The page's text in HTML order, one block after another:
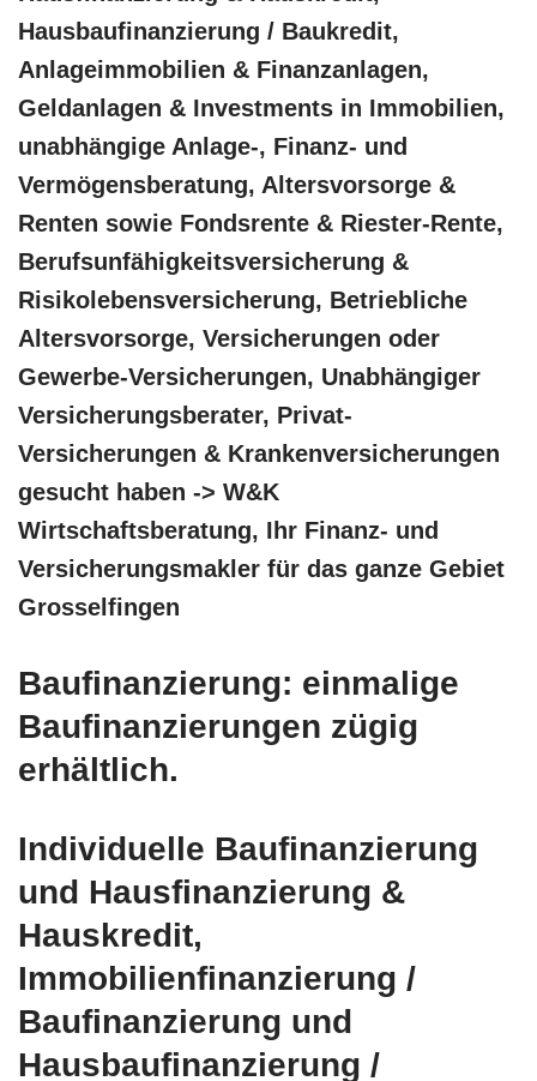
Hausbaufinanzierung / Baukredit,
Anlageimmobilien & Finanzanlagen,
Geldanlagen & Investments in Immobilien,
unabhängige Anlage-, Finanz- und
Vermögensberatung, Altersvorsorge &
Renten sowie Fondsrente & Riester-Rente,
Berufsunfähigkeitsversicherung &
Risikolebensversicherung, Betriebliche
Altersvorsorge, Versicherungen oder
Gewerbe-Versicherungen, Unabhängiger
Versicherungsberater, Privat-
Versicherungen & Krankenversicherungen
gesucht haben -> W&K
Wirtschaftsberatung, Ihr Finanz- und
Versicherungsmakler für das ganze Gebiet
Grosselfingen
Baufinanzierung: einmalige
Baufinanzierungen zügig
erhältlich.
Individuelle Baufinanzierung
und Hausfinanzierung &
Hauskredit,
Immobilienfinanzierung /
Baufinanzierung und
Hausbaufinanzierung /